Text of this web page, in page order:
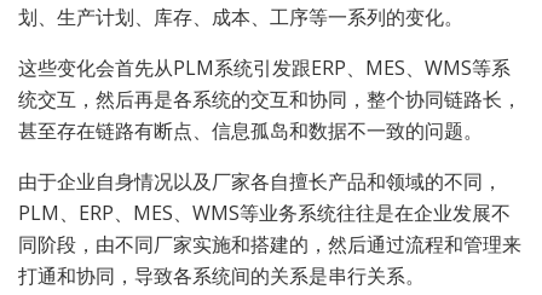
划、生产计划、库存、成本、工序等一系列的变化。
这些变化会首先从PLM系统引发跟ERP、MES、WMS等系
统交互，然后再是各系统的交互和协同，整个协同链路长，
甚至存在链路有断点、信息孤岛和数据不一致的问题。
由于企业自身情况以及厂家各自擅长产品和领域的不同，
PLM、ERP、MES、WMS等业务系统往往是在企业发展不
同阶段，由不同厂家实施和搭建的，然后通过流程和管理来
打通和协同，导致各系统间的关系是串行关系。